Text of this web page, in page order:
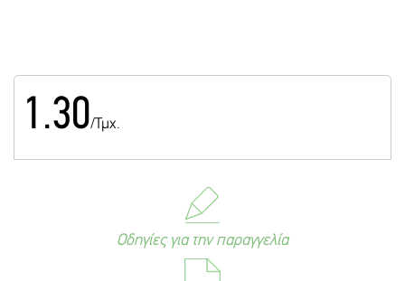
1.30/Τμχ.
Οδηγίες για την παραγγελία